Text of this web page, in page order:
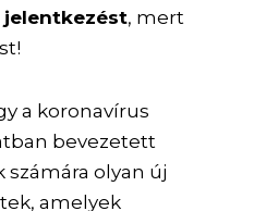
jelentkezést, mert
a koronavírus
bevezetett
számára olyan új
amelyek